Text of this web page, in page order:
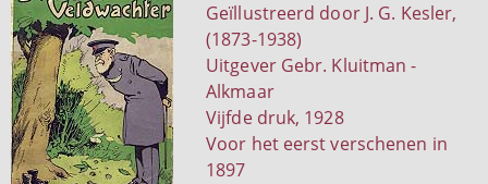
Geïllustreerd door J. G. Kesler,
(1873-1938)
Uitgever Gebr. Kluitman -
Alkmaar
Vijfde druk, 1928
Voor het eerst verschenen in
1897